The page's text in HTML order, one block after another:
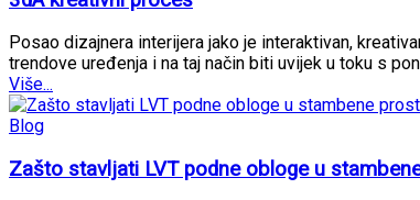
Posao dizajnera interijera jako je interaktivan,
trendove uređenja i na taj način biti uvijek u toku s
Više...
Blog
Zašto stavljati LVT podne obloge u